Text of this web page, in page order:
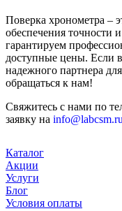
Поверка хронометра –
обеспечения точности
гарантируем
доступные цены. Если
надежного партнера
обращаться к нам!
Свяжитесь с нами по
заявку на info@labcsm.ru
Каталог
Акции
Услуги
Блог
Условия оплаты